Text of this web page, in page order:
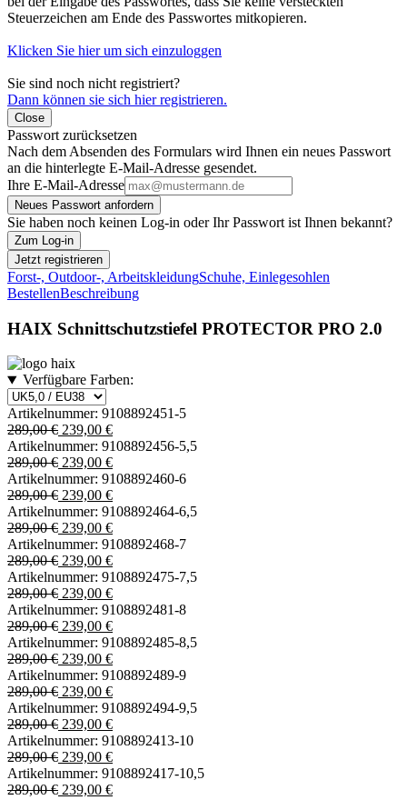
Steuerzeichen am Ende des Passwortes mitkopieren.
Klicken Sie hier um sich einzuloggen
Sie sind noch nicht registriert?
Dann können sie sich hier registrieren.
Close
Passwort zurücksetzen
Nach dem Absenden des Formulars wird Ihnen ein neues Passwort
an die hinterlegte E-Mail-Adresse gesendet.
Ihre E-Mail-Adresse
Neues Passwort anfordern
Sie haben noch keinen Log-in oder Ihr Passwort ist Ihnen bekannt?
Zum Log-in
Jetzt registrieren
Forst-, Outdoor-, ArbeitskleidungSchuhe, Einlegesohlen
BestellenBeschreibung
HAIX Schnittschutzstiefel PROTECTOR PRO 2.0
Verfügbare Farben:
Artikelnummer: 9108892451-5
289,00 € 239,00 €
Artikelnummer: 9108892456-5,5
289,00 € 239,00 €
Artikelnummer: 9108892460-6
289,00 € 239,00 €
Artikelnummer: 9108892464-6,5
289,00 € 239,00 €
Artikelnummer: 9108892468-7
289,00 € 239,00 €
Artikelnummer: 9108892475-7,5
289,00 € 239,00 €
Artikelnummer: 9108892481-8
289,00 € 239,00 €
Artikelnummer: 9108892485-8,5
289,00 € 239,00 €
Artikelnummer: 9108892489-9
289,00 € 239,00 €
Artikelnummer: 9108892494-9,5
289,00 € 239,00 €
Artikelnummer: 9108892413-10
289,00 € 239,00 €
Artikelnummer: 9108892417-10,5
289,00 € 239,00 €